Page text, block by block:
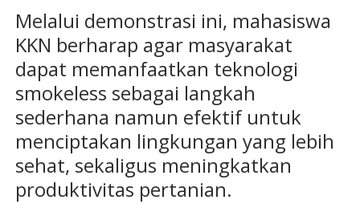
Melalui demonstrasi ini, mahasiswa
KKN berharap agar masyarakat
dapat memanfaatkan teknologi
smokeless sebagai langkah
sederhana namun efektif untuk
menciptakan lingkungan yang lebih
sehat, sekaligus meningkatkan
produktivitas pertanian.